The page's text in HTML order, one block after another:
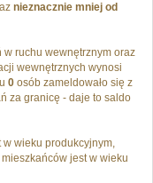
nieznacznie mniej od
w ruchu wewnętrznym oraz
wewnętrznych wynosi
0 osób zameldowało się z
za granicę - daje to saldo
wieku produkcyjnym,
mieszkańców jest w wieku